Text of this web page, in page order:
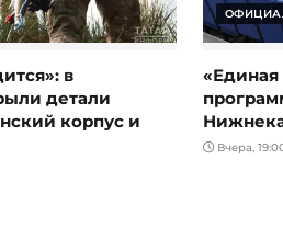
в
детали
корпус и
«Единая
Вчера,